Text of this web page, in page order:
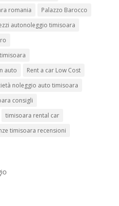
romania
Palazzo Barocco
autonoleggio timisoara
auto
Rent a car Low Cost
noleggio auto timisoara
consigli
timisoara rental car
timisoara recensioni